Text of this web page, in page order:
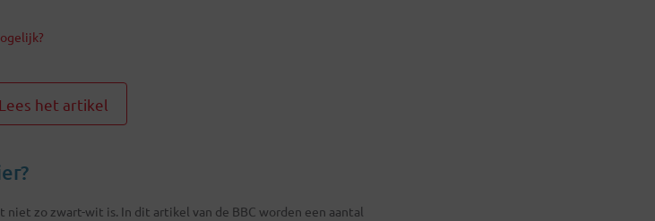
Lees het artikel
zo zwart-wit is. In dit artikel van de BBC worden een aantal